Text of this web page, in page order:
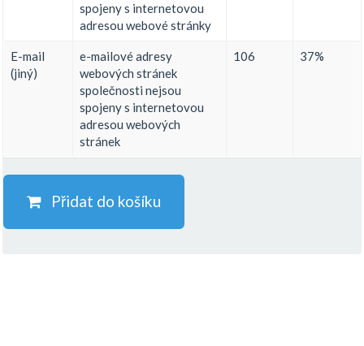
spojeny s internetovou
adresou webové stránky
E-mail
(jiný)
e-mailové adresy
webových stránek
společnosti nejsou
spojeny s internetovou
adresou webových
stránek
106 37%
Přidat do košíku